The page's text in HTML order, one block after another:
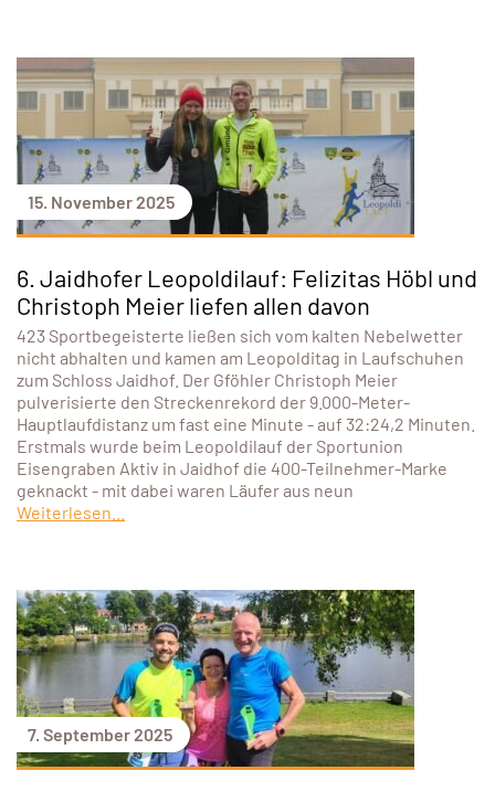
15. November 2025
6. Jaidhofer Leopoldilauf: Felizitas Höbl und
Christoph Meier liefen allen davon
423 Sportbegeisterte ließen sich vom kalten Nebelwetter
nicht abhalten und kamen am Leopolditag in Laufschuhen
zum Schloss Jaidhof. Der Gföhler Christoph Meier
pulverisierte den Streckenrekord der 9.000-Meter-
Hauptlaufdistanz um fast eine Minute - auf 32:24,2 Minuten.
Erstmals wurde beim Leopoldilauf der Sportunion
Eisengraben Aktiv in Jaidhof die 400-Teilnehmer-Marke
geknackt - mit dabei waren Läufer aus neun
Weiterlesen...
7. September 2025